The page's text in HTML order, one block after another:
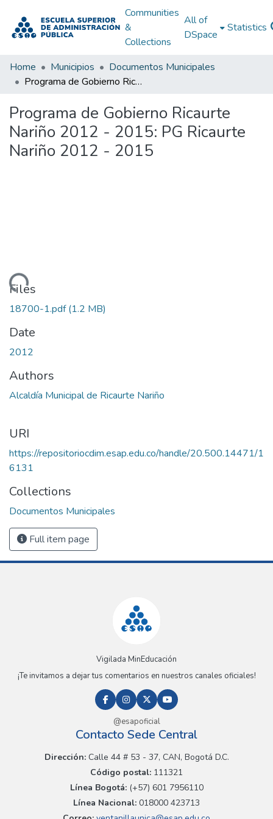
Communities
&
Collections
All of
DSpace
Statistics
Home Municipios
Documentos Municipales
Programa de Gobierno Ricaurte Nariño 2012 - 2015: PG Ricaurte Nariño 2012 - 2015
Programa de Gobierno Ricaurte
Nariño 2012 - 2015: PG Ricaurte
Nariño 2012 - 2015
Files
18700-1.pdf(1.2 MB)
Date
2012
Authors
Alcaldía Municipal de Ricaurte Nariño
URI
https://repositoriocdim.esap.edu.co/handle/20.500.14471/1
6131
Collections
Documentos Municipales
Full item page
Vigilada MinEducación
¡Te invitamos a dejar tus comentarios en nuestros canales oficiales!
@esapoficial
Contacto Sede Central
Dirección:Calle 44 # 53 - 37, CAN, Bogotá D.C.
Código postal: 111321
Línea Bogotá:(+57) 601 7956110
Línea Nacional: 018000 423713